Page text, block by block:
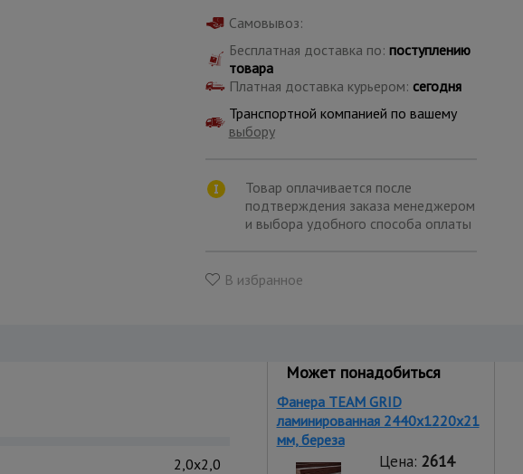
Самовывоз:
Бесплатная доставка по: поступлению
товара
Платная доставка курьером: сегодня
Транспортной компанией по вашему
выбору
Товар оплачивается после
подтверждения заказа менеджером
и выбора удобного способа оплаты
В избранное
2,0x2,0
Может понадобиться
Фанера TEAM GRID
ламинированная 2440х1220х21
мм, береза
Цена: 2614